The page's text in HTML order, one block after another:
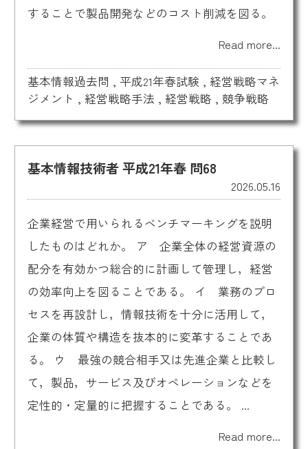
することで製品開発などのコスト削減を図る。
Read more...
基本情報過去問 , 平成21年春試験 , 経営戦略マネ
ジメント , 経営戦略手法 , 経営戦略 , 競争戦略
基本情報技術者 平成21年春 問68
2026.05.16
企業経営で用いられるベンチマーキングを説明
したものはどれか。 ア 企業全体の経営資源の
配分を有効かつ総合的に計画して管理し，経営
の効率向上を図ることである。 イ 業務のプロ
セスを再設計し，情報技術を十分に活用して，
企業の体質や構造を抜本的に変革することであ
る。 ウ 最強の競合相手又は先進企業と比較し
て，製品，サービス及びオペレーションなどを
定性的・定量的に把握することである。 ...
Read more...